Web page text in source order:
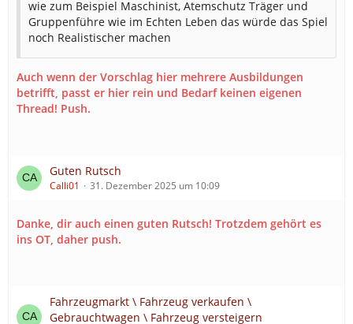
Wenn du Teil eines starken und gut organisierten
Verbands werden möchtest, dann schau dir den
Wir freuen uns auf dich.
wie zum Beispiel Maschinist, Atemschutz Träger und
Gruppenführe wie im Echten Leben das würde das Spiel
noch Realistischer machen
Auch wenn der Vorschlag hier mehrere Ausbildungen
betrifft, passt er hier rein und Bedarf keinen eigenen
Thread! Push.
Guten Rutsch
Calli01 31. Dezember 2025 um 10:09
Danke, dir auch einen guten Rutsch! Trotzdem gehört es
ins OT, daher push.
Fahrzeugmarkt \ Fahrzeug verkaufen \
Gebrauchtwagen \ Fahrzeug versteigern